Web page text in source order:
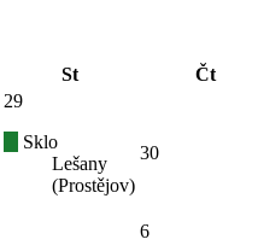
St
Čt
29
Sklo
Lešany
(Prostějov)
30
6